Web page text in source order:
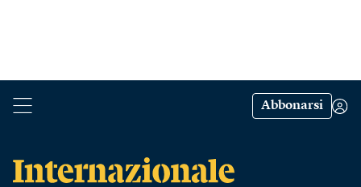
Abbonarsi